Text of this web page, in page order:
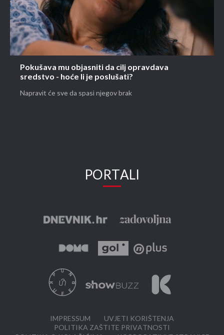
Pokušava mu objasniti da cilj opravdava
sredstvo - hoće li je poslušati?
Napravit će sve da spasi njegov brak
PORTALI
IMPRESSUM
UVJETI KORIŠTENJA
POLITIKA ZAŠTITE PRIVATNOSTI